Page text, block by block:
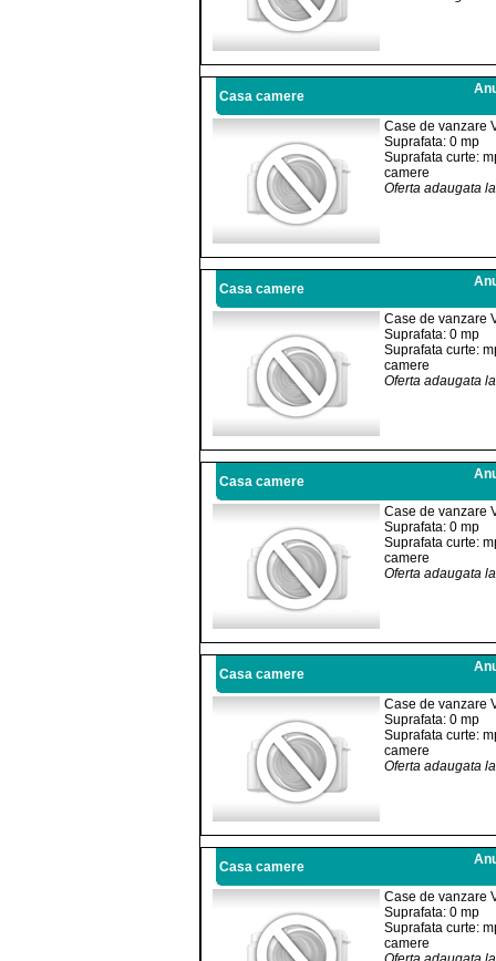
Casa camere
Case de vanzare
Suprafata: 0 mp
Suprafata curte:
camere
Oferta adaugata
Casa camere
Case de vanzare
Suprafata: 0 mp
Suprafata curte:
camere
Oferta adaugata
Casa camere
Case de vanzare
Suprafata: 0 mp
Suprafata curte:
camere
Oferta adaugata
Casa camere
Case de vanzare
Suprafata: 0 mp
Suprafata curte:
camere
Oferta adaugata
Casa camere
Case de vanzare
Suprafata: 0 mp
Suprafata curte:
camere